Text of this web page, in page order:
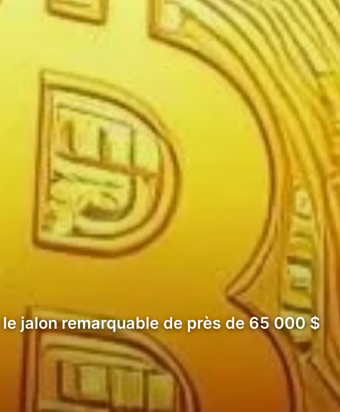
jalon remarquable de près de 65 000 $